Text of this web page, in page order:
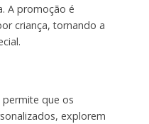
A promoção é
criança, tornando a
que os
explorem